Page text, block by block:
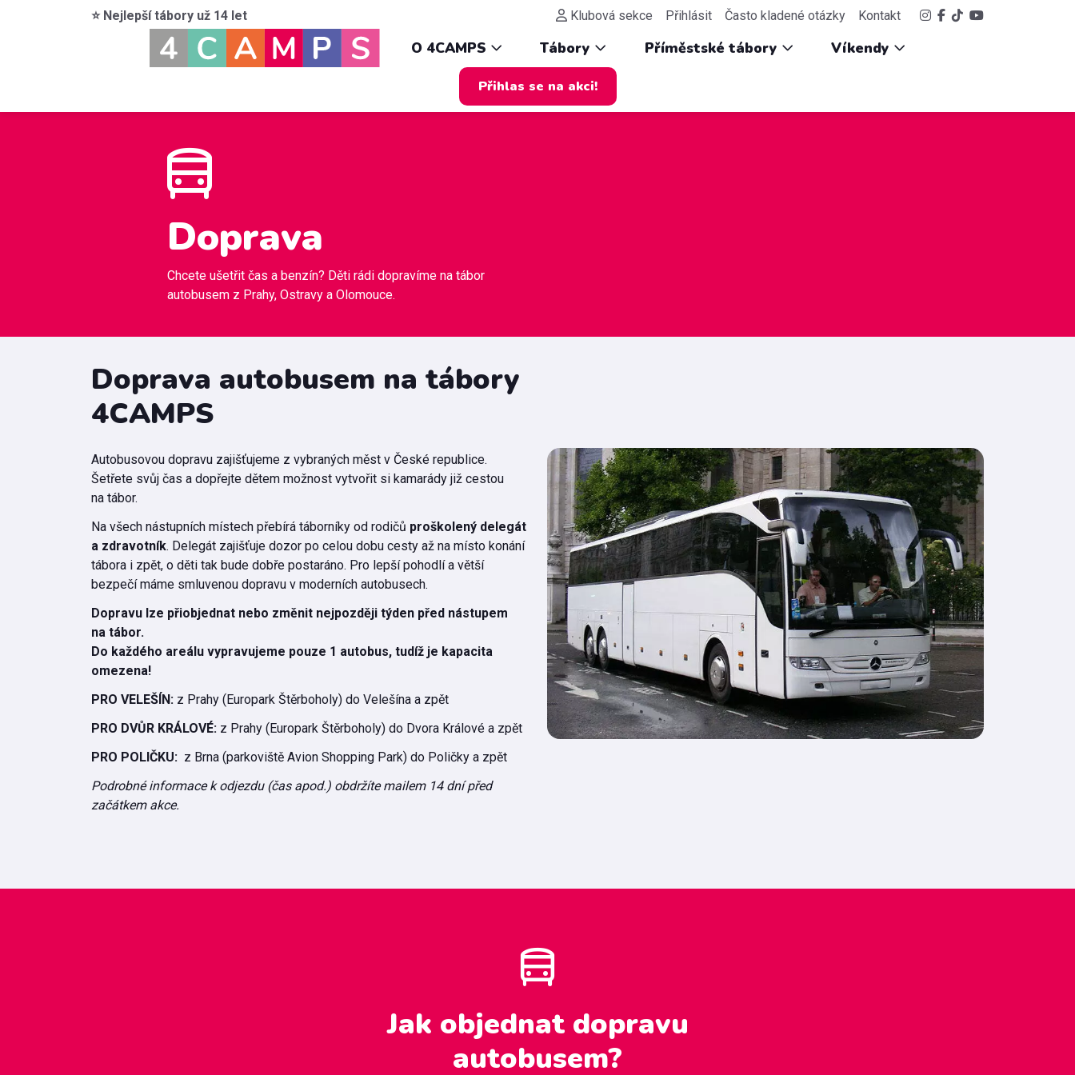
⭐ Nejlepší tábory už 14 let Klubová sekce Přihlásit Často kladené otázky Kontakt
O 4CAMPS Tábory Příměstské tábory Víkendy
Přihlas se na akci!
Doprava
Chcete ušetřit čas a benzín? Děti rádi dopravíme na tábor
autobusem z Prahy, Ostravy a Olomouce.
Doprava autobusem na tábory
4CAMPS
Autobusovou dopravu zajišťujeme z vybraných měst v České republice.
Šetřete svůj čas a dopřejte dětem možnost vytvořit si kamarády již cestou
na tábor.
Na všech nástupních místech přebírá táborníky od rodičů proškolený delegát
a zdravotník. Delegát zajišťuje dozor po celou dobu cesty až na místo konání
tábora i zpět, o děti tak bude dobře postaráno. Pro lepší pohodlí a větší
bezpečí máme smluvenou dopravu v moderních autobusech.
Dopravu lze přiobjednat nebo změnit nejpozději týden před nástupem
na tábor.
Do každého areálu vypravujeme pouze 1 autobus, tudíž je kapacita
omezena!
PRO VELEŠÍN: z Prahy (Europark Štěrboholy) do Velešína a zpět
PRO DVŮR KRÁLOVÉ: z Prahy (Europark Štěrboholy) do Dvora Králové a zpět
PRO POLIČKU: z Brna (parkoviště Avion Shopping Park) do Poličky a zpět
Podrobné informace k odjezdu (čas apod.) obdržíte mailem 14 dní před
začátkem akce.
Jak objednat dopravu
autobusem?